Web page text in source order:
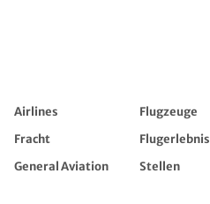
Airlines Flugzeuge
Fracht
Flugerlebnis
General Aviation
Stellen